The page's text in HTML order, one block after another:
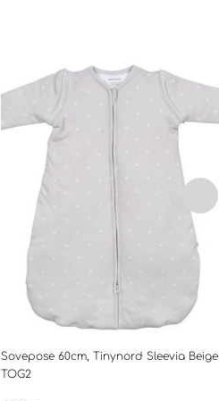
Sovepose 60cm, Tinynord Sleevia Beige
TOG2